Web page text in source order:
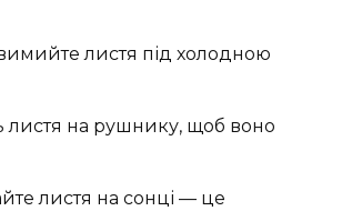
листя під холодною
листя на рушнику, щоб воно
листя на сонці — це